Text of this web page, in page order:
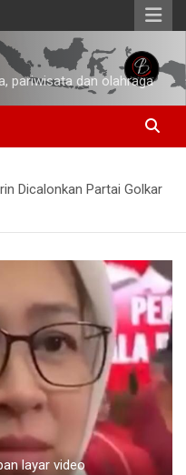
pariwisata dan olahraga
Dicalonkan Partai Golkar
layar video